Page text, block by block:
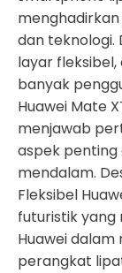
dan teknologi.
layar
banyak
Huawei Mate
menjawab
aspek
mendalam.
Fleksibel
futuristik yang
Huawei
perangkat